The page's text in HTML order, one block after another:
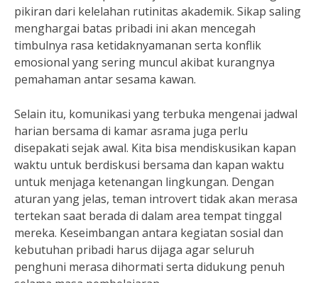
pikiran dari kelelahan rutinitas akademik. Sikap saling
menghargai batas pribadi ini akan mencegah
timbulnya rasa ketidaknyamanan serta konflik
emosional yang sering muncul akibat kurangnya
pemahaman antar sesama kawan.
Selain itu, komunikasi yang terbuka mengenai jadwal
harian bersama di kamar asrama juga perlu
disepakati sejak awal. Kita bisa mendiskusikan kapan
waktu untuk berdiskusi bersama dan kapan waktu
untuk menjaga ketenangan lingkungan. Dengan
aturan yang jelas, teman introvert tidak akan merasa
tertekan saat berada di dalam area tempat tinggal
mereka. Keseimbangan antara kegiatan sosial dan
kebutuhan pribadi harus dijaga agar seluruh
penghuni merasa dihormati serta didukung penuh